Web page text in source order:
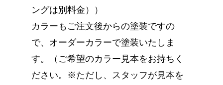
ングは別料金））
カラーもご注文後からの塗装ですの
で、オーダーカラーで塗装いたしま
す。（ご希望のカラー見本をお持ちく
ださい。※ただし、スタッフが見本を